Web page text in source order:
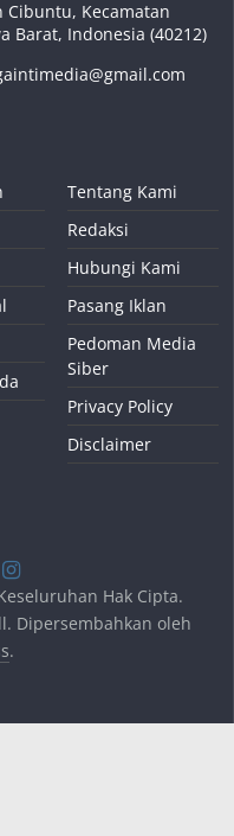
Cibuntu, Kecamatan
Barat, Indonesia (40212)
Tentang Kami
Redaksi
Hubungi Kami
Pasang Iklan
Pedoman Media
Siber
Privacy Policy
Disclaimer
Hak Cipta.
Dipersembahkan oleh
.